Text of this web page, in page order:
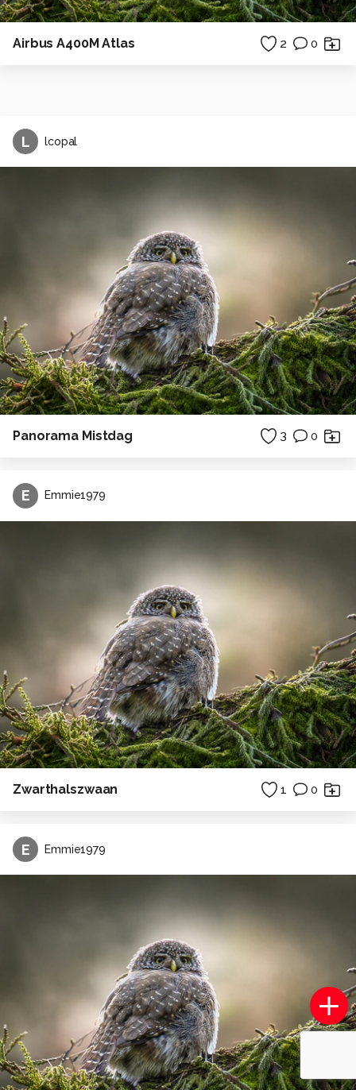
Airbus A400M Atlas 2 0
L lcopal
Panorama Mistdag 3 0
E Emmie1979
Zwarthalszwaan 1 0
E Emmie1979